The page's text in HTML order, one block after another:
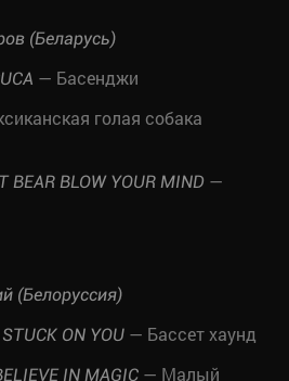
(Беларусь)
— Басенджи
голая собака
BEAR BLOW YOUR MIND —
(Белоруссия)
ON YOU — Бассет хаунд
IN MAGIC — Малый